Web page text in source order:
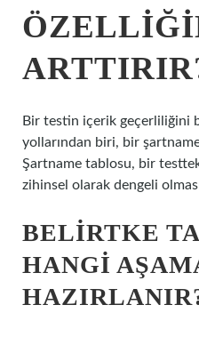
Bir testin içerik geçerliliğini
yollarından biri, bir
Şartname tablosu, bir
zihinsel olarak dengeli
BELIRTKE
HANGI